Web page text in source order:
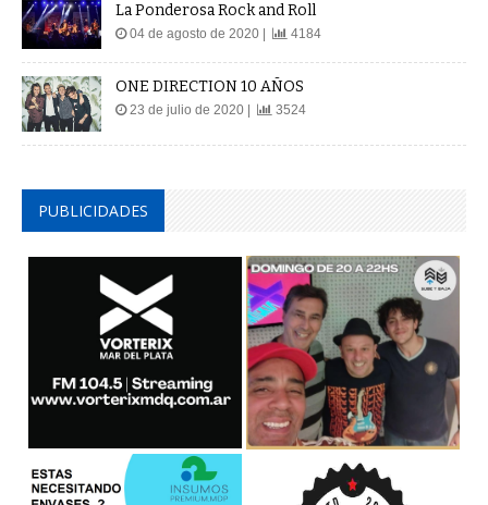
La Ponderosa Rock and Roll
04 de agosto de 2020 | 4184
ONE DIRECTION 10 AÑOS
23 de julio de 2020 | 3524
PUBLICIDADES